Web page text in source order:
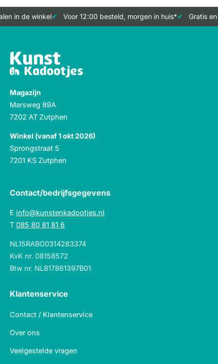
in de winkel Voor 12:00 besteld, morgen in huis* Gratis
Magazijn
Marsweg 89A
7202 AT Zutphen
Winkel (vanaf 1 okt 2026)
Sprongstraat 5
7201 KS Zutphen
Contact/bedrijfsgegevens
E info@kunstenkadootjes.nl
T 085 80 81 81 6
NL15RABO0314283374
KvK nr. 08158572
Btw nr. NL817861397B01
Klantenservice
Contact / Klantenservice
Over ons
Veelgestelde vragen